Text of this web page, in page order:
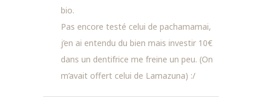
bio.
Pas encore testé celui de pachamamai,
j’en ai entendu du bien mais investir 10€
dans un dentifrice me freine un peu. (On
m’avait offert celui de Lamazuna) :/